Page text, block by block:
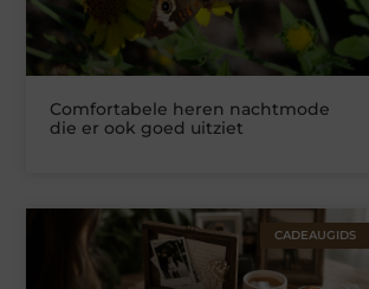
Comfortabele heren nachtmode
die er ook goed uitziet
CADEAUGIDS